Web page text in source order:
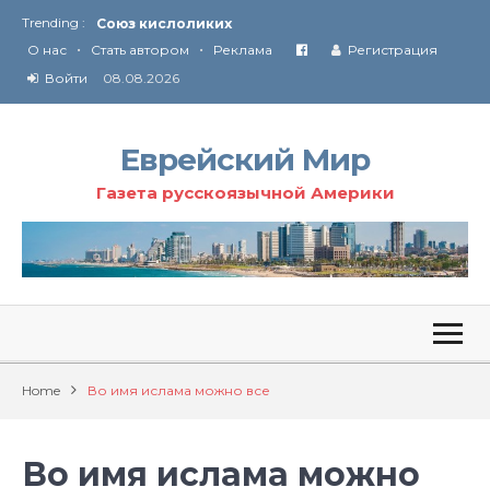
Trending :
Союз кислоликих
Соглашение США с Ираном
Технология Революции в Иране
О нас • Стать автором • Реклама
Регистрация
Войти
08.08.2026
Еврейский Мир
Газета русскоязычной Америки
Home Во имя ислама можно все
Во имя ислама можно